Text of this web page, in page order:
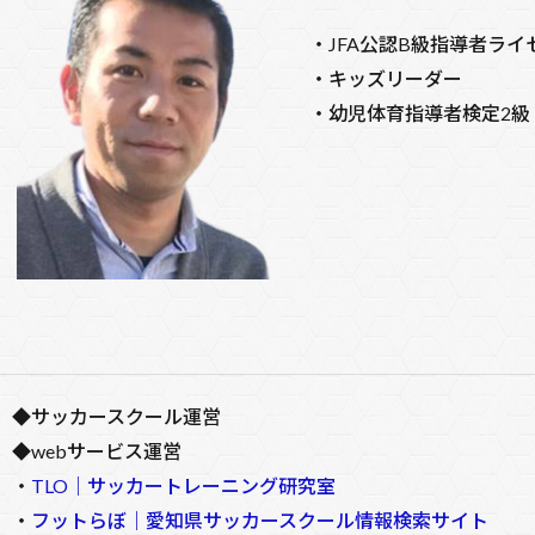
・JFA公認B級指導者ライ
・キッズリーダー
・幼児体育指導者検定2級
◆サッカースクール運営
◆webサービス運営
・ TLO｜サッカートレーニング研究室
・ フットらぼ｜愛知県サッカースクール情報検索サイト